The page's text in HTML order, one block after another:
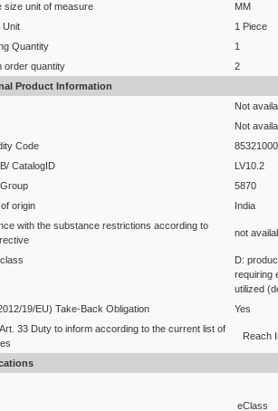
size unit of measure
MM
Unit
1 Piece
Quantity
1
order quantity
2
Product Information
Not
Not
Code
85321000
CatalogID
LV10.2
5870
origin
India
with the substance restrictions according to
not
D:
requiring
utilized
19/EU) Take-Back Obligation
Yes
33 Duty to inform according to the current list of
Reach
eClass